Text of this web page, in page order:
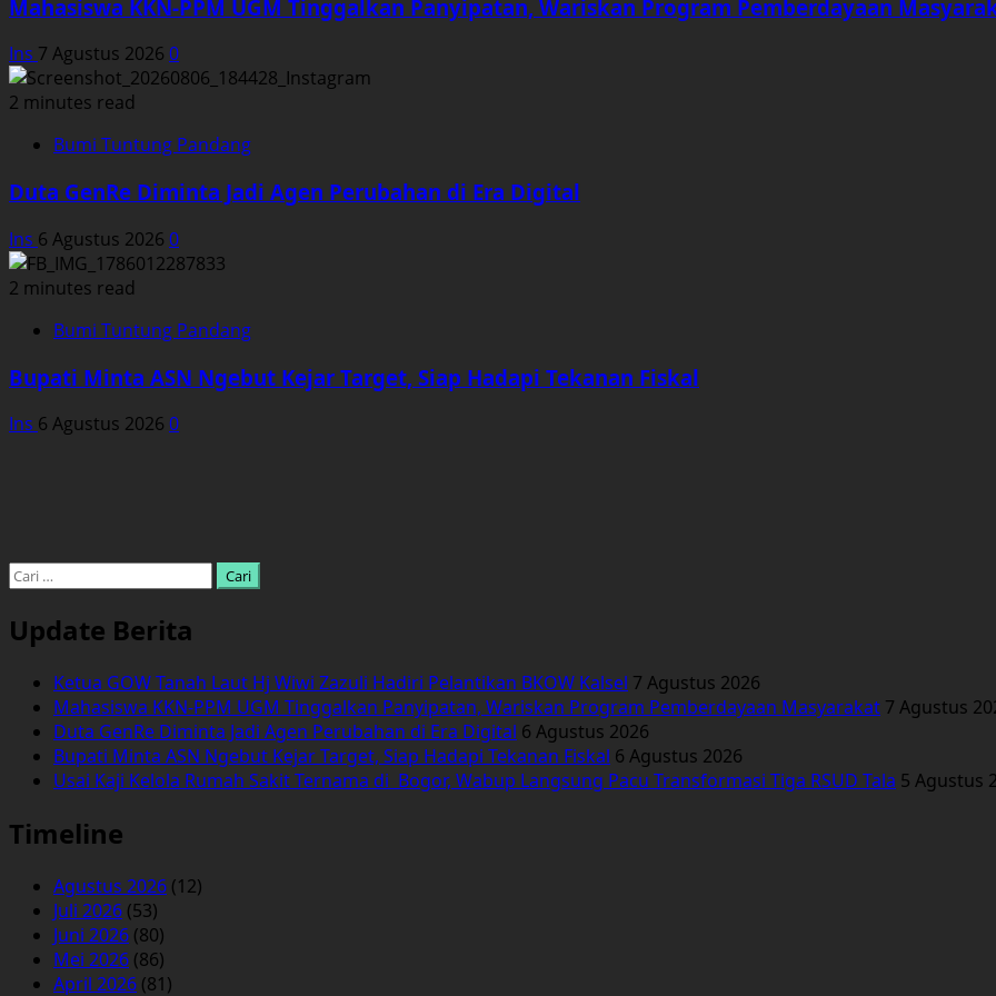
Mahasiswa KKN-PPM UGM Tinggalkan Panyipatan, Wariskan Program Pemberdayaan
Ins 7 Agustus 2026 0
2 minutes read
Bumi Tuntung Pandang
Duta GenRe Diminta Jadi Agen Perubahan di Era Digital
Ins 6 Agustus 2026 0
2 minutes read
Bumi Tuntung Pandang
Bupati Minta ASN Ngebut Kejar Target, Siap Hadapi Tekanan Fiskal
Ins 6 Agustus 2026 0
Cari
Update Berita
Ketua GOW Tanah Laut Hj Wiwi Zazuli Hadiri Pelantikan BKOW Kalsel 7 Agustus 2026
Mahasiswa KKN-PPM UGM Tinggalkan Panyipatan, Wariskan Program Pemberdayaan Masyarakat 7 Agustus
Duta GenRe Diminta Jadi Agen Perubahan di Era Digital 6 Agustus 2026
Bupati Minta ASN Ngebut Kejar Target, Siap Hadapi Tekanan Fiskal 6 Agustus 2026
Usai Kaji Kelola Rumah Sakit Ternama di Bogor, Wabup Langsung Pacu Transformasi Tiga RSUD Tala 5 Agustus
Timeline
Agustus 2026 (12)
Juli 2026 (53)
Juni 2026 (80)
Mei 2026 (86)
April 2026 (81)